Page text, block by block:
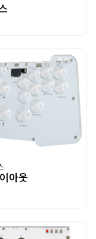
아웃